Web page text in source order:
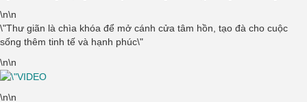
\n\n
\"Thư giãn là chìa khóa để mở cánh cửa tâm hồn, tạo đà cho cuộc
sống thêm tinh tế và hạnh phúc\"
\n\n
\n\n